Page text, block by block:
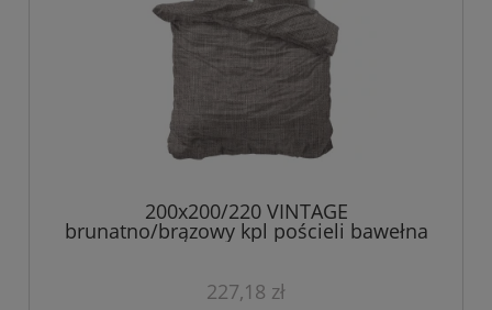
200x200/220 VINTAGE
brunatno/brązowy kpl pościeli bawełna
227,18 zł